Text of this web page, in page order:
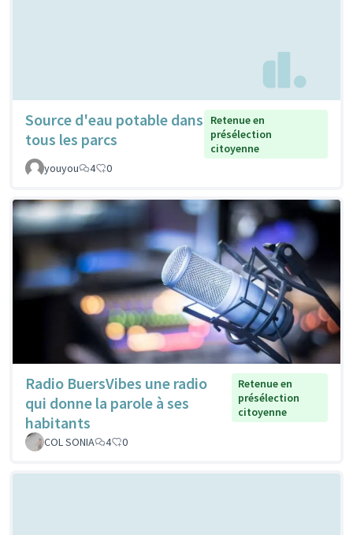
Source d'eau potable dans
tous les parcs
Retenue en
présélection
citoyenne
youyou
4 0
Radio BuersVibes une radio
qui donne la parole à ses
habitants
Retenue en
présélection
citoyenne
COL SONIA 4 0